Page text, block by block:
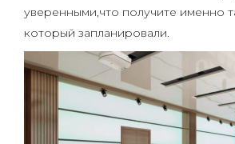
уверенными,что получите именно
который запланировали.